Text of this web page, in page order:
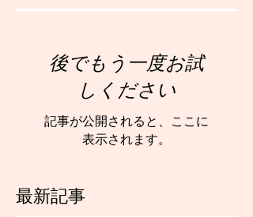
最新記事
後でもう一度お試
しください
記事が公開されると、ここに
表示されます。